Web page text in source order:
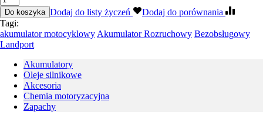
Do koszyka Dodaj do listy życzeń
Dodaj do porównania
Tagi:
akumulator motocyklowy Akumulator Rozruchowy Bezobsługowy
Landport
Akumulatory
Oleje silnikowe
Akcesoria
Chemia motoryzacyjna
Zapachy